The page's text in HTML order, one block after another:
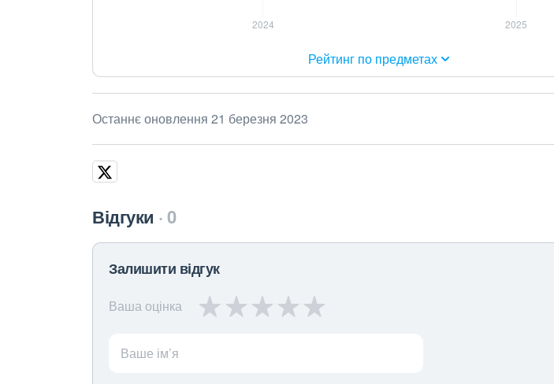
Рейтинг по предметах
Останнє оновлення 21 березня 2023
Відгуки 0
Залишити відгук
Ваша оцінка
Ваше ім’я